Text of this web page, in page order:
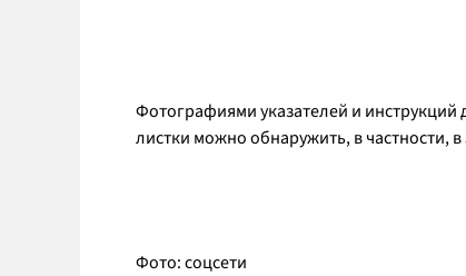
Фотографиями указателей и
листки можно обнаружить, в частности,
Фото: соцсети